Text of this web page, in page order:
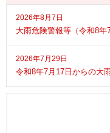
2026年8月7日
大雨危険警報等（令和8年
2026年7月29日
令和8年7月17日からの大